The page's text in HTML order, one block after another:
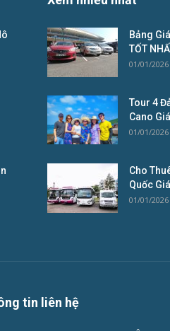
Bảng
TỐT
01/01/2026
Tour 4
Cano
01/01/2026
Cho
Quốc
01/01/2026
tin liên hệ